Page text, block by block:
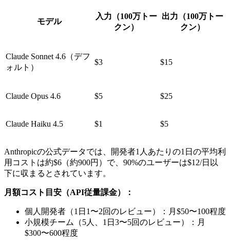
モデル
入力（100万トー
クン）
出力（100万トー
クン）
Claude Sonnet 4.6（デフ
ォルト）
$3 $15
Claude Opus 4.6 $5 $25
Claude Haiku 4.5 $1 $5
Anthropicの公式データでは、開発者1人あたりの1日の平均利
用コストは約$6（約900円）で、90%のユーザーは$12/日以
下に収まるとされています。
月額コスト目安（API従量課金）：
個人開発者（1日1〜2回のレビュー）：月$50〜100程度
小規模チーム（5人、1日3〜5回のレビュー）：月
$300〜600程度